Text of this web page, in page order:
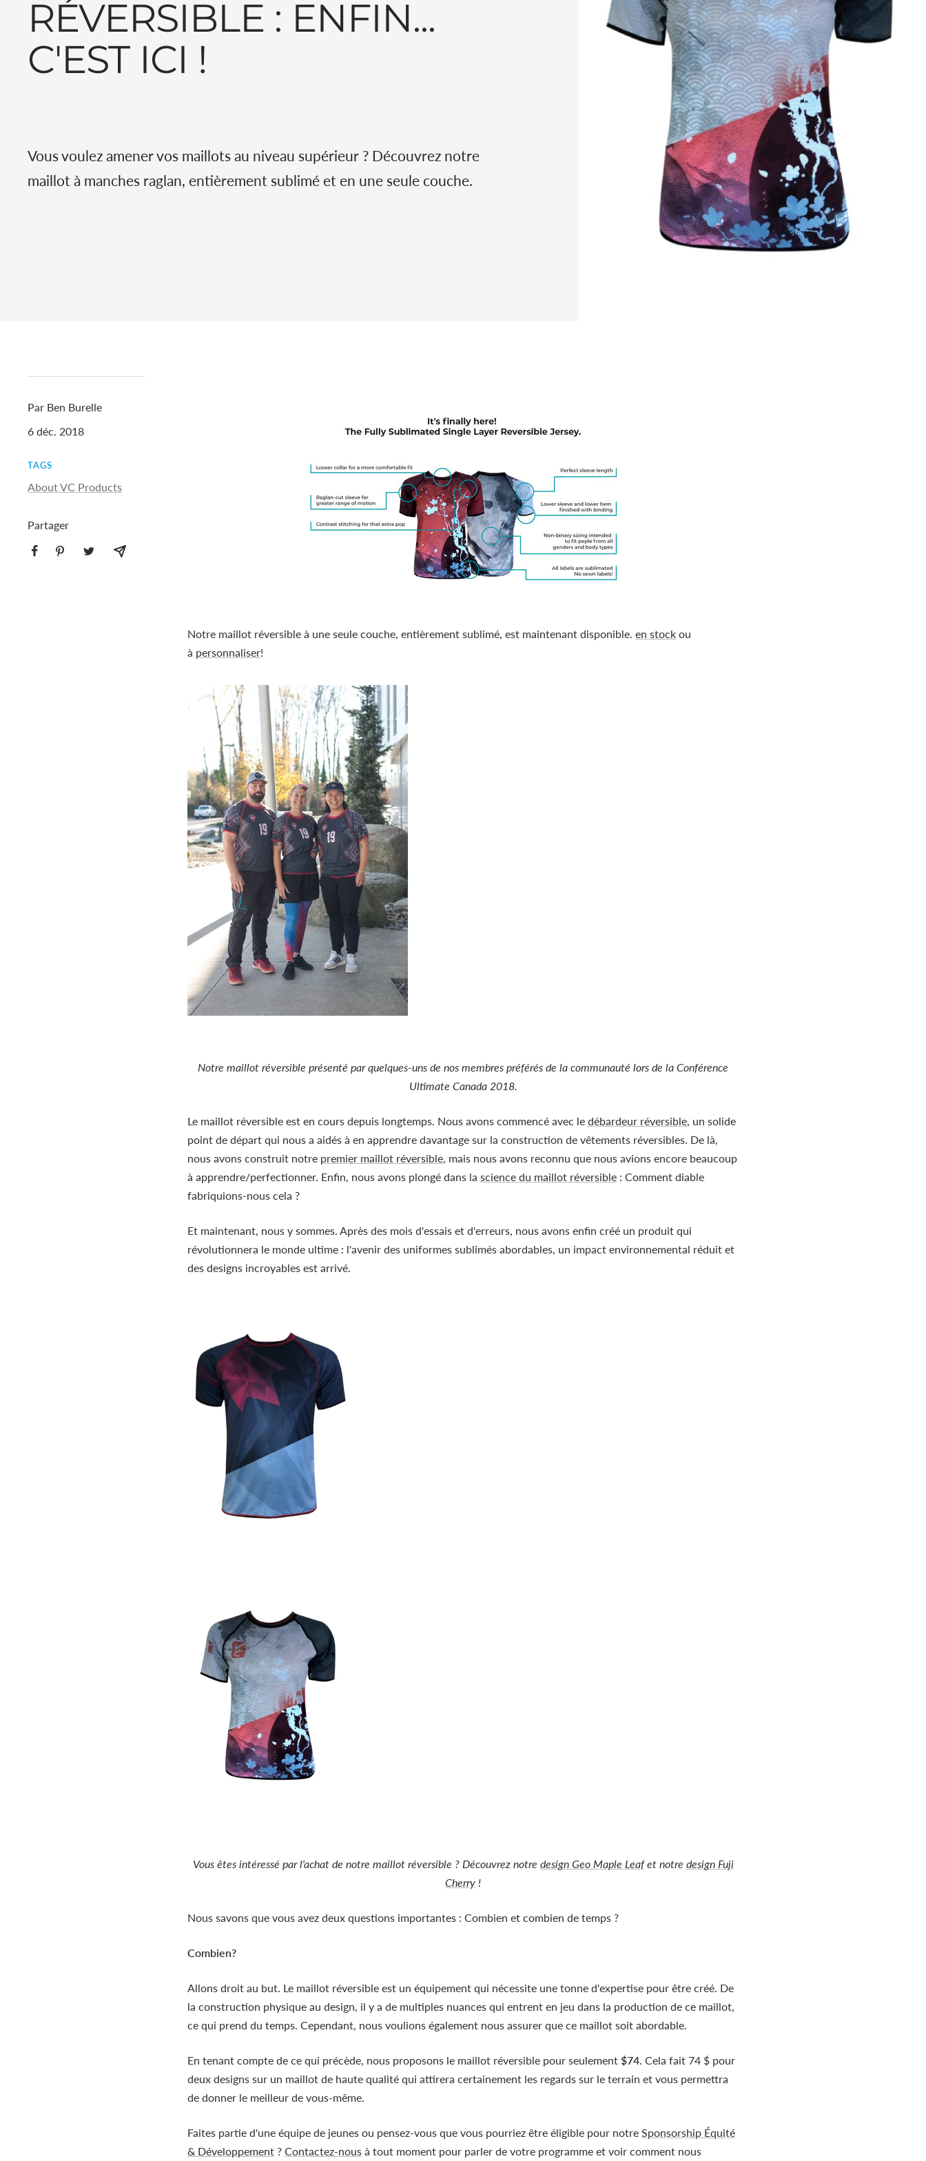
RÉVERSIBLE : ENFIN...
C'EST ICI !
Vous voulez amener vos maillots au niveau supérieur ? Découvrez notre
maillot à manches raglan, entièrement sublimé et en une seule couche.
Par Ben Burelle
6 déc. 2018
TAGS
About VC Products
Partager
Notre maillot réversible à une seule couche, entièrement sublimé, est maintenant disponible. en stock ou
à personnaliser!
Notre maillot réversible présenté par quelques-uns de nos membres préférés de la communauté lors de la Conférence
Ultimate Canada 2018.
Le maillot réversible est en cours depuis longtemps. Nous avons commencé avec le débardeur réversible, un solide
point de départ qui nous a aidés à en apprendre davantage sur la construction de vêtements réversibles. De là,
nous avons construit notre premier maillot réversible, mais nous avons reconnu que nous avions encore beaucoup
à apprendre/perfectionner. Enfin, nous avons plongé dans la science du maillot réversible : Comment diable
fabriquions-nous cela ?
Et maintenant, nous y sommes. Après des mois d'essais et d'erreurs, nous avons enfin créé un produit qui
révolutionnera le monde ultime : l'avenir des uniformes sublimés abordables, un impact environnemental réduit et
des designs incroyables est arrivé.
Vous êtes intéressé par l'achat de notre maillot réversible ? Découvrez notre design Geo Maple Leafet notre design Fuji
Cherry !
Nous savons que vous avez deux questions importantes : Combien et combien de temps ?
Combien?
Allons droit au but. Le maillot réversible est un équipement qui nécessite une tonne d'expertise pour être créé. De
la construction physique au design, il y a de multiples nuances qui entrent en jeu dans la production de ce maillot,
ce qui prend du temps. Cependant, nous voulions également nous assurer que ce maillot soit abordable.
En tenant compte de ce qui précède, nous proposons le maillot réversible pour seulement $74. Cela fait 74 $ pour
deux designs sur un maillot de haute qualité qui attirera certainement les regards sur le terrain et vous permettra
de donner le meilleur de vous-même.
Faites partie d'une équipe de jeunes ou pensez-vous que vous pourriez être éligible pour notre Sponsorship Équité
& Développement ? Contactez-nous à tout moment pour parler de votre programme et voir comment nous